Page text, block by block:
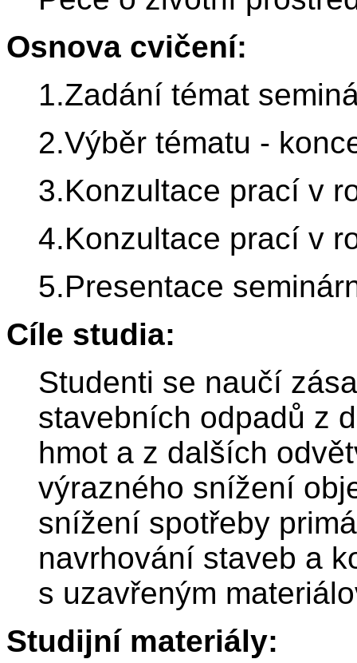
Osnova cvičení:
1.Zadání témat
2.Výběr tématu -
3.Konzultace prací v
4.Konzultace prací v
5.Presentace
Cíle studia:
Studenti se naučí
stavebních odpadů z
hmot a z dalších
výrazného snížení
snížení spotřeby
navrhování staveb a
s uzavřeným
Studijní materiály: